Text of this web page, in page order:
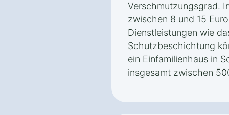
Verschmutzungsgrad.
zwischen 8 und 15
Dienstleistungen wie
Schutzbeschichtung
ein Einfamilienhaus in
insgesamt zwischen